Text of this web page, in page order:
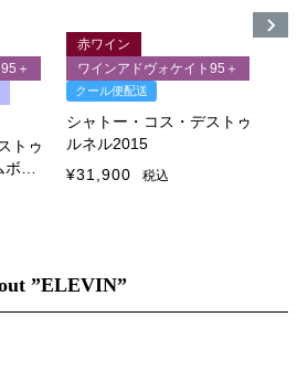
＋
トゥ
ト
赤ワイン
ワインアドヴォケイト95＋
クール便配送
シャトー・コス・デストゥ
ルネル2015
¥31,900 税込
”ELEVIN”